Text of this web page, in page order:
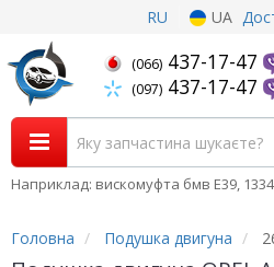
RU UA
(066) 437-17-47
(097) 437-17-47
Наприклад: вискомуфта бмв Е39,
Головна Подушка двигуна